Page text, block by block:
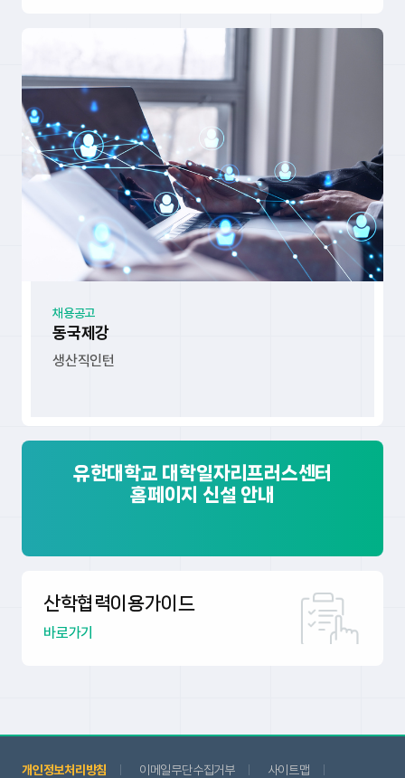
가족회사 스튜디오디프
가족회사 (주)아티드 통신업
가족회사 성문철강 유한회사
가족회사
채용공고
동국제강
생산직인턴
유한대학교 대학일자리프러스센터
홈페이지 신설 안내
산학협력이용가이드
바로가기
개인정보처리방침 이메일무단수집거부 사이트맵